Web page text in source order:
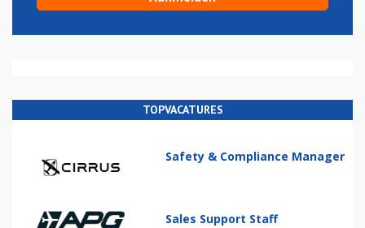
TOPVACATURES
Safety & Compliance Manager
Sales Support Staff